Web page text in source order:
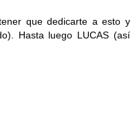
que dedicarte a esto y
Hasta luego LUCAS (así